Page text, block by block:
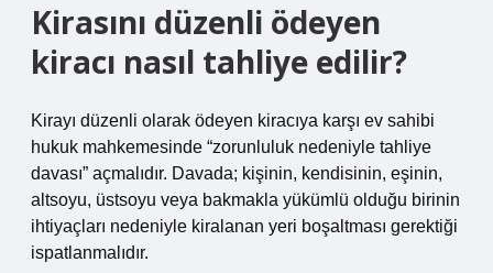
Kirasını düzenli ödeyen
kiracı nasıl tahliye edilir?
Kirayı düzenli olarak ödeyen kiracıya karşı ev sahibi
hukuk mahkemesinde “zorunluluk nedeniyle tahliye
davası” açmalıdır. Davada; kişinin, kendisinin, eşinin,
altsoyu, üstsoyu veya bakmakla yükümlü olduğu birinin
ihtiyaçları nedeniyle kiralanan yeri boşaltması gerektiği
ispatlanmalıdır.